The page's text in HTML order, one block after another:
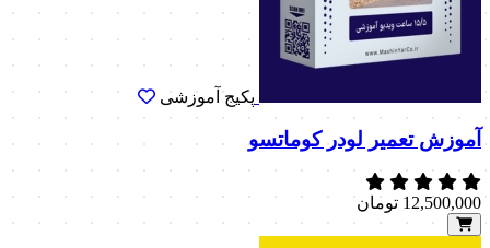
پکیج آموزشی
آموزش تعمیر لودر کوماتسو
12,500,000 تومان